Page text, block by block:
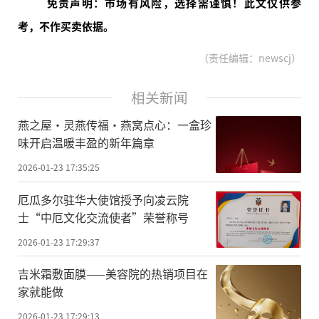
考，不作买卖依据。
（责任编辑：newscj）
相关新闻
​燕之屋·灵燕传福·燕窝点心：一盒珍
味开启温暖丰盈的新年篇章
2026-01-23 17:35:25
厄瓜多尔驻华大使馆授予向凌云院
士“中厄文化交流使者”荣誉称号
2026-01-23 17:29:37
吉米霜敷面膜——美容院的热销项目在
家就能做
2026-01-23 17:29:13